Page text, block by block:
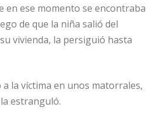
en ese momento se encontraba
de que la niña salió del
vivienda, la persiguió hasta
la víctima en unos matorrales,
estranguló.